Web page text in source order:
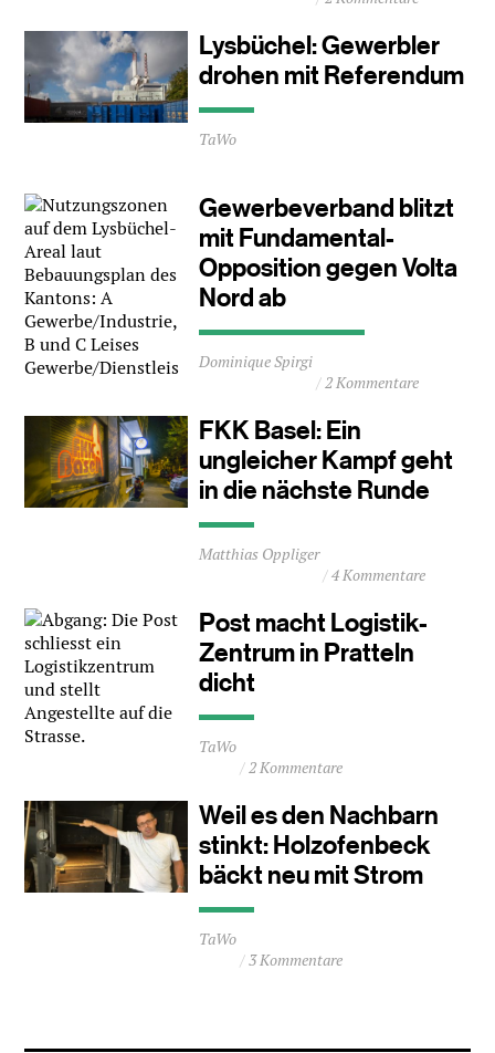
Minuten
Lysbüchel: Gewerbler
drohen mit Referendum
Durchschnittliche
Lesezeit
Minuten
TaWo
Gewerbeverband blitzt
mit Fundamental-
Opposition gegen Volta
Nord ab
Durchschnittliche
Lesezeit
Minuten
Dominique Spirgi
2 Kommentare
FKK Basel: Ein
ungleicher Kampf geht
in die nächste Runde
Durchschnittliche
Lesezeit
Minuten
Matthias Oppliger
4 Kommentare
Post macht Logistik-
Zentrum in Pratteln
dicht
Durchschnittliche
Lesezeit
Minuten
TaWo
2 Kommentare
Weil es den Nachbarn
stinkt: Holzofenbeck
bäckt neu mit Strom
Durchschnittliche
Lesezeit
TaWo
3 Kommentare